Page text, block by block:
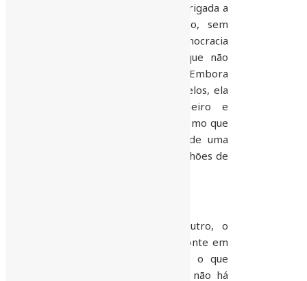
E não é por acaso que BH é obrigada a
contentar-se com esse quadro, sem
choro e nem vela. A Democracia
permite a “qualquer um”, o que não
deveria ser para qualquer um. Embora
seja o melhor, dos piores modelos, ela
garante aos que tem dinheiro e
padrinhos, um lugar ao sol, mesmo que
isto seja as custas do atraso de uma
coletividade onde vivem 2,7 milhões de
Com efeito, sendo um ou outro, o
Prefeito governará Belo Horizonte em
céu de brigadeiro, aprovando o que
quiser e como quiser. Ou seja, não há